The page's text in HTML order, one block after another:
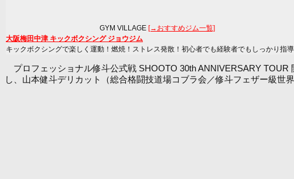
GYM VILLAGE [→おすすめジム一覧]
大阪梅田中津 キックボクシング ジョウジム
キックボクシングで楽しく運動！燃焼！ストレス発散！初心者でも経験者でもしっかり指
プロフェッショナル修斗公式戦 SHOOTO 30th ANNIVERSARY
し、山本健斗デリカット（総合格闘技道場コブラ会／修斗フェザー級世